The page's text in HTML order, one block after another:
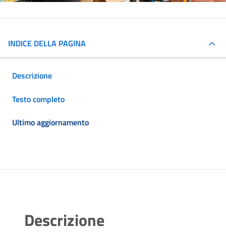
INDICE DELLA PAGINA
Descrizione
Testo completo
Ultimo aggiornamento
Descrizione